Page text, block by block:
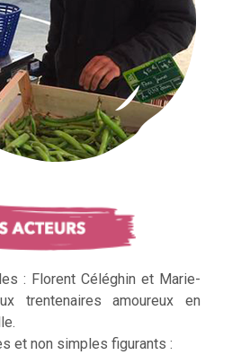
: Florent Céléghin et Marie-
trentenaires amoureux en
et non simples figurants :